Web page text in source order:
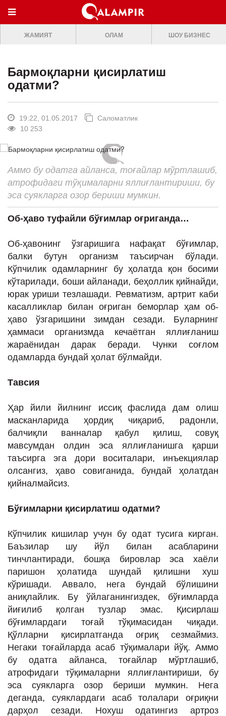
МЕНЮ
ONLINE TV
ЖАМИЯТ
ШОУ-БИЗНЕС
Мусиқа
Клип
Кино
ЛОЙИҲАЛАР
Таҳлил
Бу қизиқ
СПОРТ
ЖАМИЯТ ОЛАМ ШОУ БИЗНЕС
Бармоқларни қисирлатиш
одатми?
19:22, 01.05.2017
Саломатлик
10 253
Аммо бу одатга айланса, тоғайлар мўртлашиб,
атрофидаги тўқималарни яллиғлантириши, бу
эса суякларга озор бериши мумкин.
Об-ҳаво туфайли бўғимлар оғриганда…
Об-ҳавонинг ўзгаришига нафақат бўғимлар,
балки бутун организм таъсирчан бўлади.
Кўпчилик одамларнинг бу ҳолатда қон босими
кўтарилади, боши айланади, беҳоллик қийнайди,
юрак уриши тезлашади. Ревматизм, артрит каби
касалликлар билан оғриган беморлар ҳам об-
ҳаво ўзгаришини зимдан сезади. Буларнинг
ҳаммаси организмда кечаётган яллиғланиш
жараёнидан дарак беради. Чунки соғлом
одамларда бундай ҳолат бўлмайди.
Тавсия
Ҳар йили йилнинг иссиқ фаслида дам олиш
масканларида ҳордиқ чиқариб, радонли,
балчиқли ванналар қабул қилиш, совуқ
мавсумдан олдин эса яллиғланишга қарши
таъсирга эга дори воситалари, инъекциялар
олсангиз, ҳаво совиганида, бундай ҳолатдан
қийналмайсиз.
Бўғимларни қисирлатиш одатми?
Кўпчилик кишилар учун бу одат тусига кирган.
Баъзилар шу йўл билан асабларини
тинчлантиради, бошқа бировлар эса хаёли
паришон ҳолатида шундай қилишни хуш
кўришади. Аввало, нега бундай бўлишини
аниқлайлик. Бу ўйлаганингиздек, бўғимларда
йиғилиб қолган тузлар эмас. Қисирлаш
бўғимлардаги тоғай тўқимасидан чиқади.
Қўлларни қисирлатганда оғриқ сезмаймиз.
Негаки тоғайларда асаб тўқималари йўқ. Аммо
бу одатга айланса, тоғайлар мўртлашиб,
атрофидаги тўқималарни яллиғлантириши, бу
эса суякларга озор бериши мумкин. Нега
деганда, суяклардаги асаб толалари оғриқни
дарҳол сезади. Нохуш одатингиз артроз